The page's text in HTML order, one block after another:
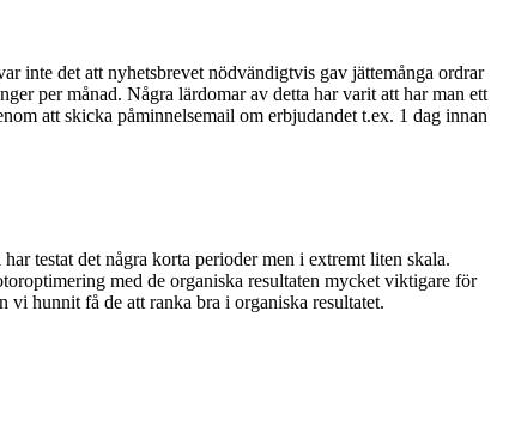
inte det att nyhetsbrevet nödvändigtvis gav jättemånga ordrar
per månad. Några lärdomar av detta har varit att har man ett
att skicka påminnelsemail om erbjudandet t.ex. 1 dag innan
testat det några korta perioder men i extremt liten skala.
med de organiska resultaten mycket viktigare för
hunnit få de att ranka bra i organiska resultatet.